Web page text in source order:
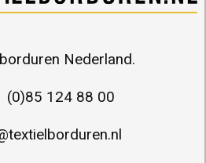
Nederland.
(0)85 124 88 00